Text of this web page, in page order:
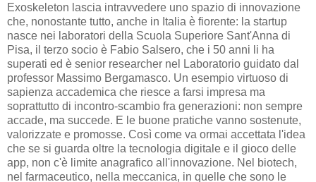
Exoskeleton lascia intravvedere uno spazio di innovazione
che, nonostante tutto, anche in Italia è fiorente: la startup
nasce nei laboratori della Scuola Superiore Sant'Anna di
Pisa, il terzo socio è Fabio Salsero, che i 50 anni li ha
superati ed è senior researcher nel Laboratorio guidato dal
professor Massimo Bergamasco. Un esempio virtuoso di
sapienza accademica che riesce a farsi impresa ma
soprattutto di incontro-scambio fra generazioni: non sempre
accade, ma succede. E le buone pratiche vanno sostenute,
valorizzate e promosse. Così come va ormai accettata l'idea
che se si guarda oltre la tecnologia digitale e il gioco delle
app, non c'è limite anagrafico all'innovazione. Nel biotech,
nel farmaceutico, nella meccanica, in quelle che sono le